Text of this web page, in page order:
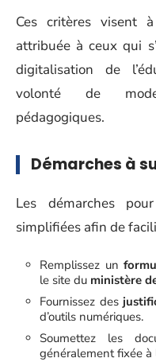
Ces critères visent
attribuée à ceux qui
digitalisation de
volonté de
pédagogiques.
Démarches à
Les démarches
simplifiées afin de
Remplissez un
le site du ministère
Fournissez des
d’outils numériques.
Soumettez les
généralement fixée à